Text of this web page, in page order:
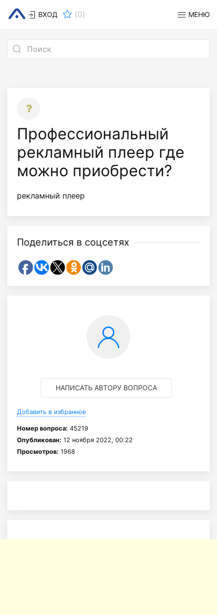
ВХОД (0) МЕНЮ
Профессиональный
рекламный плеер где
можно приобрести?
рекламный плеер
Поделиться в соцсетях
НАПИСАТЬ АВТОРУ ВОПРОСА
Добавить в избранное
Номер вопроса: 45219
Опубликован: 12 ноября 2022, 00:22
Просмотров: 1968